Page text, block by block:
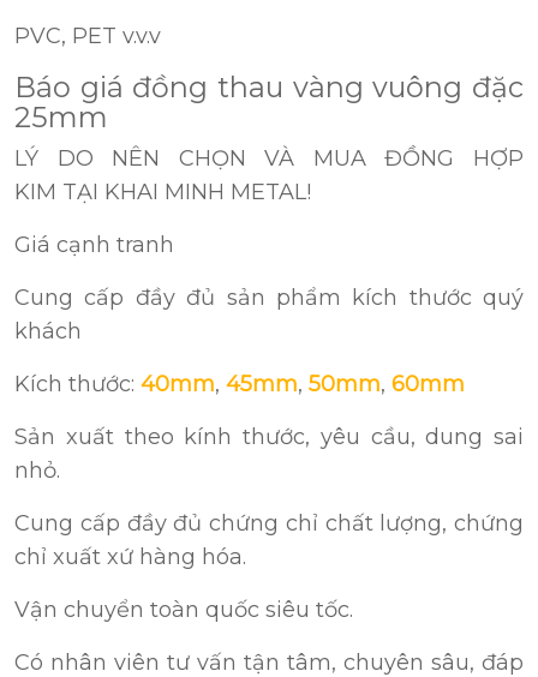
PVC, PET v.v.v
Báo giá đồng thau vàng vuông đặc
25mm
LÝ DO NÊN CHỌN VÀ MUA ĐỒNG HỢP
KIM TẠI KHAI MINH METAL!
Giá cạnh tranh
Cung cấp đầy đủ sản phẩm kích thước quý
khách
Kích thước: 40mm, 45mm, 50mm, 60mm
Sản xuất theo kính thước, yêu cầu, dung sai
nhỏ.
Cung cấp đầy đủ chứng chỉ chất lượng, chứng
chỉ xuất xứ hàng hóa.
Vận chuyển toàn quốc siêu tốc.
Có nhân viên tư vấn tận tâm, chuyên sâu, đáp